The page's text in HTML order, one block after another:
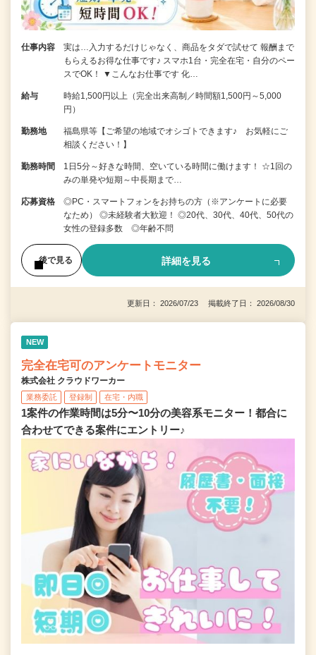
仕事内容
実は…入力するだけじゃなく、商品をタダで試せて 報酬まで
もらえるお得な仕事です♪ スマホ1台・完全在宅・自分のペー
スでOK！ ▼こんなお仕事です 化…
給与
時給1,500円以上（完全出来高制／時間額1,500円～5,000
円）
勤務地
福島県等【ご希望の地域でオシゴトできます♪ お気軽にご
相談ください！】
勤務時間
1日5分～好きな時間、空いている時間に働けます！ ☆1回の
みの単発や短期～中長期まで…
応募資格
◎PC・スマートフォンをお持ちの方（※アンケートに必要
なため） ◎未経験者大歓迎！ ◎20代、30代、40代、50代の
女性の登録多数 ◎年齢不問
後で見る 詳細を見る
更新日： 2026/07/23 掲載終了日： 2026/08/30
NEW
完全在宅可のアンケートモニター
株式会社 クラウドワーカー
業務委託 登録制 在宅・内職
1案件の作業時間は5分〜10分の美容系モニター！都合に
合わせてできる案件にエントリー♪